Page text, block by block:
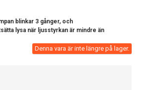
blinkar 3 gånger, och
lysa när ljusstyrkan är mindre än
Denna vara är inte längre på lager.